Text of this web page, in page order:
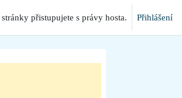
přistupujete s právy hosta. Přihlášení